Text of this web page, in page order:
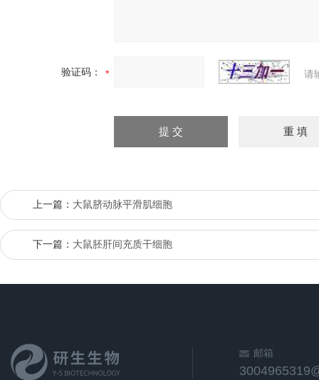
验证码： 请
上一篇： 大鼠脐动脉平滑肌细胞
下一篇： 大鼠胚肝间充质干细胞
邮箱